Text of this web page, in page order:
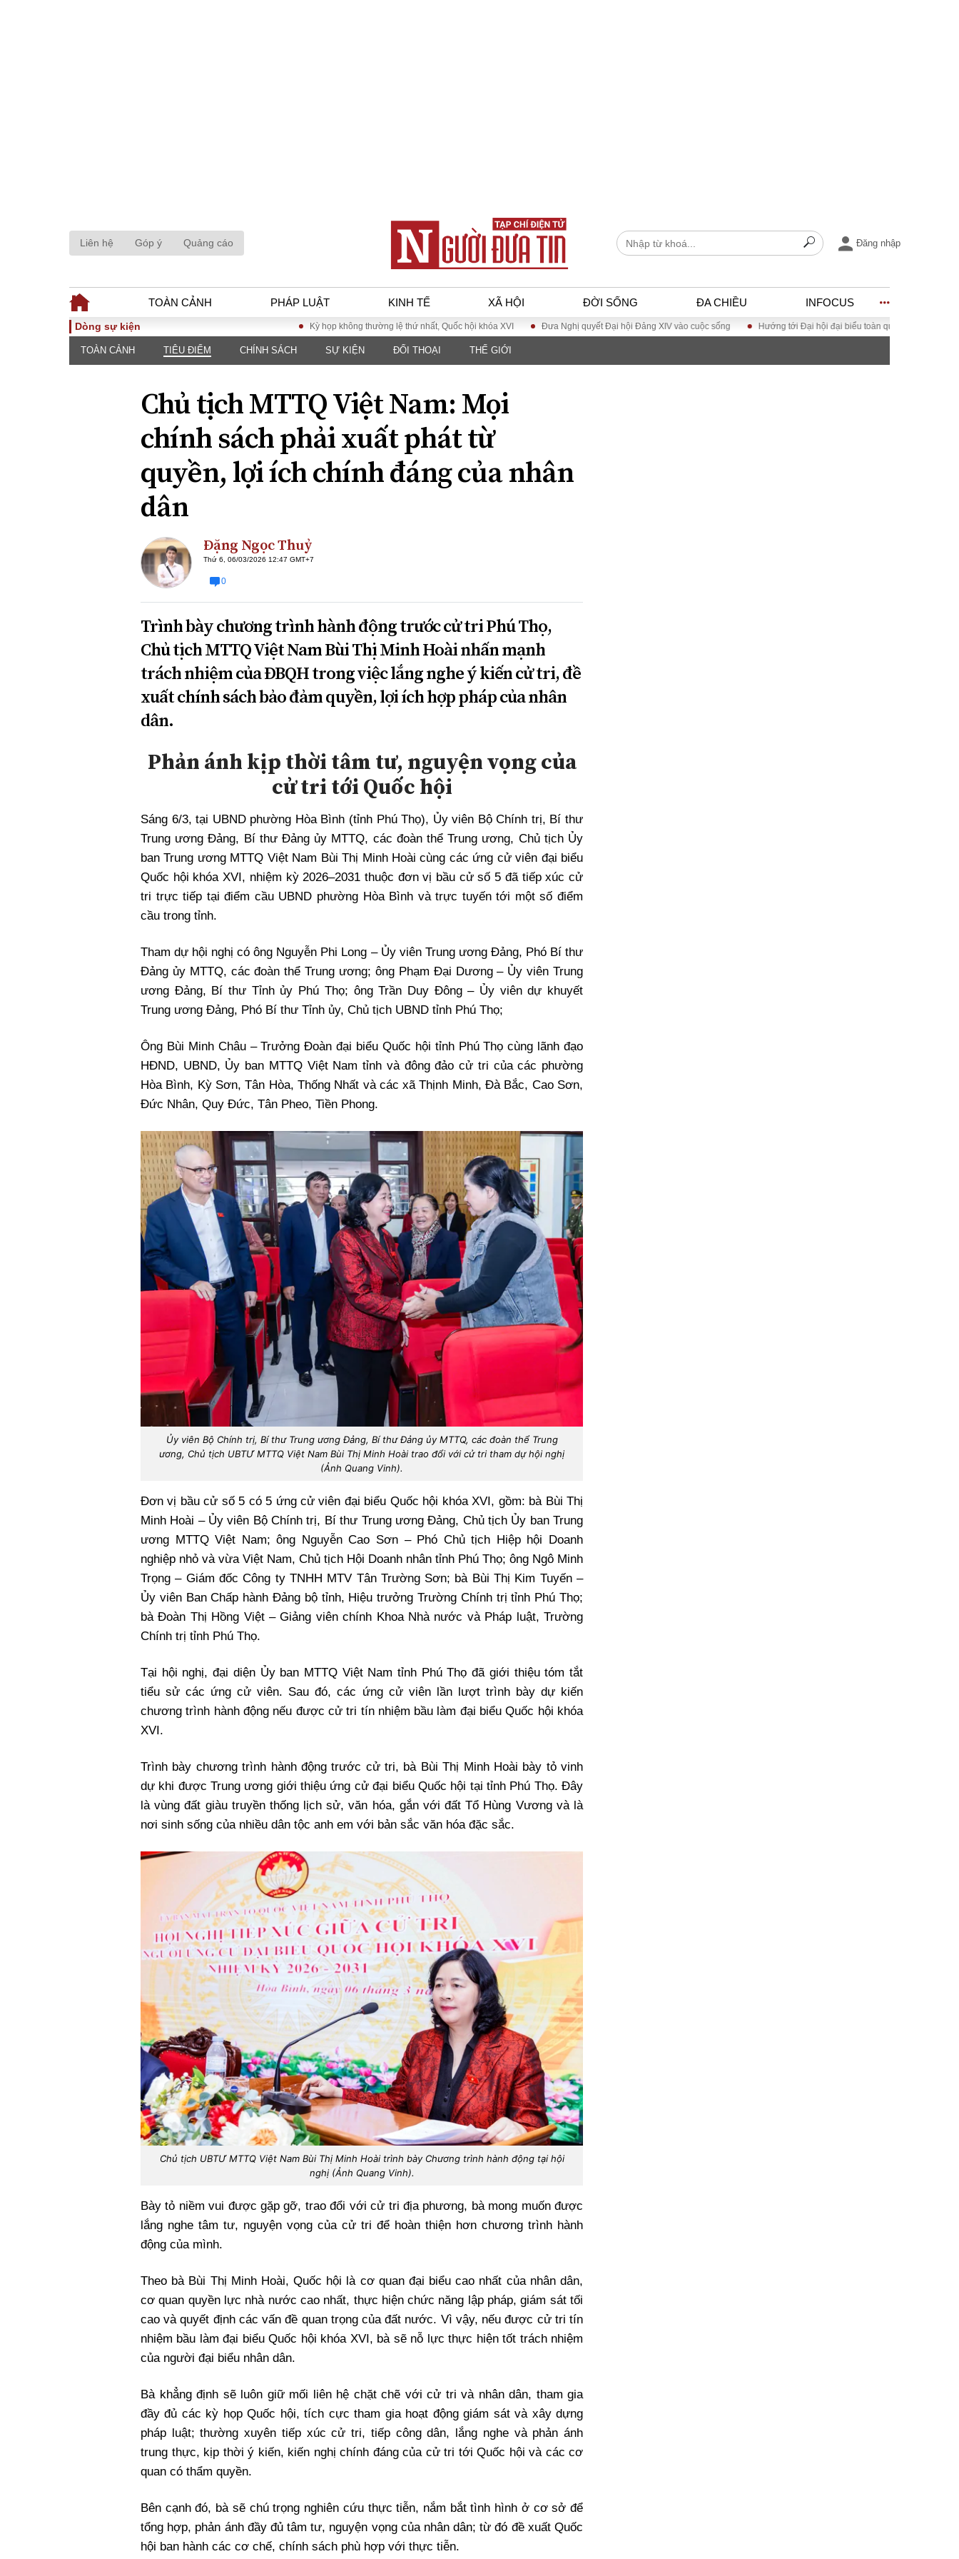
Liên hệ Góp ý Quảng cáo Đăng nhập
TOÀN CẢNH PHÁP LUẬT KINH TẾ XÃ HỘI ĐỜI SỐNG ĐA CHIỀU INFOCUS
TOÀN CẢNH
Chính sách
Đối thoại
PHÁP LUẬT
luật
Góc nhìn luật gia
Hồ sơ điều tra
Tiếng nói công dân
An ninh - Hình sự
KINH TẾ
Tài chính - Ngân
hàng
Kinh tế vĩ mô
nghiệp
Xu hướng thị
ĐA CHIỀU
Quan điểm
Xi nhan Trái Phải
Bạn đọc viết
INFOCUS
Dòng sự kiện Kỳ họp không thường lệ thứ nhất, Quốc hội khóa XVI Đưa Nghị quyết Đại hội Đảng XIV vào cuộc sống Hướng tới Đại hội đại biểu toàn quốc Hội Luật gia Việt Nam
TOÀN CẢNH TIÊU ĐIỂM CHÍNH SÁCH SỰ KIỆN ĐỐI THOẠI THẾ GIỚI
Chủ tịch MTTQ Việt Nam: Mọi
chính sách phải xuất phát từ
quyền, lợi ích chính đáng của nhân
dân
Đặng Ngọc Thuỷ
Thứ 6, 06/03/2026 12:47 GMT+7
0
Trình bày chương trình hành động trước cử tri Phú Thọ,
Chủ tịch MTTQ Việt Nam Bùi Thị Minh Hoài nhấn mạnh
trách nhiệm của ĐBQH trong việc lắng nghe ý kiến cử tri, đề
xuất chính sách bảo đảm quyền, lợi ích hợp pháp của nhân
dân.
Phản ánh kịp thời tâm tư, nguyện vọng của
cử tri tới Quốc hội
Sáng 6/3, tại UBND phường Hòa Bình (tỉnh Phú Thọ), Ủy viên Bộ Chính trị, Bí thư
Trung ương Đảng, Bí thư Đảng ủy MTTQ, các đoàn thể Trung ương, Chủ tịch Ủy
ban Trung ương MTTQ Việt Nam Bùi Thị Minh Hoài cùng các ứng cử viên đại biểu
Quốc hội khóa XVI, nhiệm kỳ 2026–2031 thuộc đơn vị bầu cử số 5 đã tiếp xúc cử
tri trực tiếp tại điểm cầu UBND phường Hòa Bình và trực tuyến tới một số điểm
cầu trong tỉnh.
Tham dự hội nghị có ông Nguyễn Phi Long – Ủy viên Trung ương Đảng, Phó Bí thư
Đảng ủy MTTQ, các đoàn thể Trung ương; ông Phạm Đại Dương – Ủy viên Trung
ương Đảng, Bí thư Tỉnh ủy Phú Thọ; ông Trần Duy Đông – Ủy viên dự khuyết
Trung ương Đảng, Phó Bí thư Tỉnh ủy, Chủ tịch UBND tỉnh Phú Thọ;
Ông Bùi Minh Châu – Trưởng Đoàn đại biểu Quốc hội tỉnh Phú Thọ cùng lãnh đạo
HĐND, UBND, Ủy ban MTTQ Việt Nam tỉnh và đông đảo cử tri của các phường
Hòa Bình, Kỳ Sơn, Tân Hòa, Thống Nhất và các xã Thịnh Minh, Đà Bắc, Cao Sơn,
Đức Nhân, Quy Đức, Tân Pheo, Tiền Phong.
Ủy viên Bộ Chính trị, Bí thư Trung ương Đảng, Bí thư Đảng ủy MTTQ, các đoàn thể Trung
ương, Chủ tịch UBTƯ MTTQ Việt Nam Bùi Thị Minh Hoài trao đổi với cử tri tham dự hội nghị
(Ảnh Quang Vinh).
Đơn vị bầu cử số 5 có 5 ứng cử viên đại biểu Quốc hội khóa XVI, gồm: bà Bùi Thị
Minh Hoài – Ủy viên Bộ Chính trị, Bí thư Trung ương Đảng, Chủ tịch Ủy ban Trung
ương MTTQ Việt Nam; ông Nguyễn Cao Sơn – Phó Chủ tịch Hiệp hội Doanh
nghiệp nhỏ và vừa Việt Nam, Chủ tịch Hội Doanh nhân tỉnh Phú Thọ; ông Ngô Minh
Trọng – Giám đốc Công ty TNHH MTV Tân Trường Sơn; bà Bùi Thị Kim Tuyến –
Ủy viên Ban Chấp hành Đảng bộ tỉnh, Hiệu trưởng Trường Chính trị tỉnh Phú Thọ;
bà Đoàn Thị Hồng Việt – Giảng viên chính Khoa Nhà nước và Pháp luật, Trường
Chính trị tỉnh Phú Thọ.
Tại hội nghị, đại diện Ủy ban MTTQ Việt Nam tỉnh Phú Thọ đã giới thiệu tóm tắt
tiểu sử các ứng cử viên. Sau đó, các ứng cử viên lần lượt trình bày dự kiến
chương trình hành động nếu được cử tri tín nhiệm bầu làm đại biểu Quốc hội khóa
XVI.
Trình bày chương trình hành động trước cử tri, bà Bùi Thị Minh Hoài bày tỏ vinh
dự khi được Trung ương giới thiệu ứng cử đại biểu Quốc hội tại tỉnh Phú Thọ. Đây
là vùng đất giàu truyền thống lịch sử, văn hóa, gắn với đất Tổ Hùng Vương và là
nơi sinh sống của nhiều dân tộc anh em với bản sắc văn hóa đặc sắc.
Chủ tịch UBTƯ MTTQ Việt Nam Bùi Thị Minh Hoài trình bày Chương trình hành động tại hội
nghị (Ảnh Quang Vinh).
Bày tỏ niềm vui được gặp gỡ, trao đổi với cử tri địa phương, bà mong muốn được
lắng nghe tâm tư, nguyện vọng của cử tri để hoàn thiện hơn chương trình hành
động của mình.
Theo bà Bùi Thị Minh Hoài, Quốc hội là cơ quan đại biểu cao nhất của nhân dân,
cơ quan quyền lực nhà nước cao nhất, thực hiện chức năng lập pháp, giám sát tối
cao và quyết định các vấn đề quan trọng của đất nước. Vì vậy, nếu được cử tri tín
nhiệm bầu làm đại biểu Quốc hội khóa XVI, bà sẽ nỗ lực thực hiện tốt trách nhiệm
của người đại biểu nhân dân.
Bà khẳng định sẽ luôn giữ mối liên hệ chặt chẽ với cử tri và nhân dân, tham gia
đầy đủ các kỳ họp Quốc hội, tích cực tham gia hoạt động giám sát và xây dựng
pháp luật; thường xuyên tiếp xúc cử tri, tiếp công dân, lắng nghe và phản ánh
trung thực, kịp thời ý kiến, kiến nghị chính đáng của cử tri tới Quốc hội và các cơ
quan có thẩm quyền.
Bên cạnh đó, bà sẽ chú trọng nghiên cứu thực tiễn, nắm bắt tình hình ở cơ sở để
tổng hợp, phản ánh đầy đủ tâm tư, nguyện vọng của nhân dân; từ đó đề xuất Quốc
hội ban hành các cơ chế, chính sách phù hợp với thực tiễn.